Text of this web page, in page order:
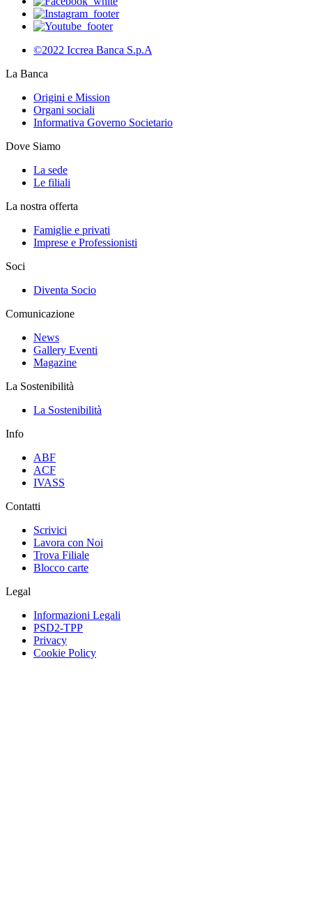
©2022 Iccrea Banca S.p.A
La Banca
Origini e Mission
Organi sociali
Informativa Governo Societario
Dove Siamo
La sede
Le filiali
La nostra offerta
Famiglie e privati
Imprese e Professionisti
Soci
Diventa Socio
Comunicazione
News
Gallery Eventi
Magazine
La Sostenibilità
La Sostenibilità
Info
ABF
ACF
IVASS
Contatti
Scrivici
Lavora con Noi
Trova Filiale
Blocco carte
Legal
Informazioni Legali
PSD2-TPP
Privacy
Cookie Policy